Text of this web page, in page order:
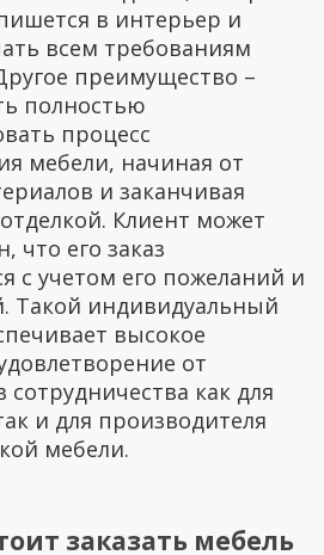
в интерьер и
всем требованиям
преимущество –
полностью
процесс
мебели, начиная от
и заканчивая
Клиент может
что его заказ
с учетом его пожеланий и
Такой индивидуальный
высокое
от
сотрудничества как для
и для производителя
мебели.
заказать мебель